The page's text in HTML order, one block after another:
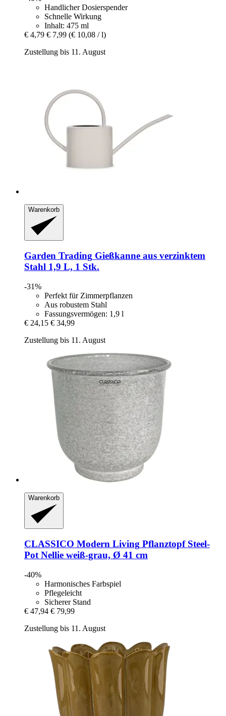
Handlicher Dosierspender
Schnelle Wirkung
Inhalt: 475 ml
€ 4,79 € 7,99 (€ 10,08 / l)
Zustellung bis 11. August
Warenkorb
Garden Trading Gießkanne aus verzinktem
Stahl 1,9 L, 1 Stk.
-31%
Perfekt für Zimmerpflanzen
Aus robustem Stahl
Fassungsvermögen: 1,9 l
€ 24,15 € 34,99
Zustellung bis 11. August
Warenkorb
CLASSICO Modern Living Pflanztopf Steel-​
Pot Nellie weiß-​grau, Ø 41 cm
-40%
Harmonisches Farbspiel
Pflegeleicht
Sicherer Stand
€ 47,94 € 79,99
Zustellung bis 11. August